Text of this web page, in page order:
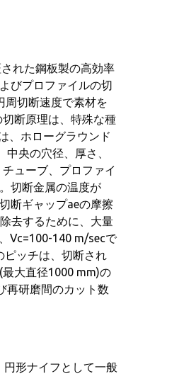
れた鋼板製の高効率
びプロファイルの切
周切断速度で素材を
断原理は、特殊な種
、ホローグラウンド
央の穴径、厚さ、
ューブ、プロファイ
切断金属の温度が
断ギャップaeの摩擦
去するために、大量
Vc=100-140 m/secで
ッチは、切断され
大直径1000 mm)の
再研磨間のカット数
円形ナイフとして一般